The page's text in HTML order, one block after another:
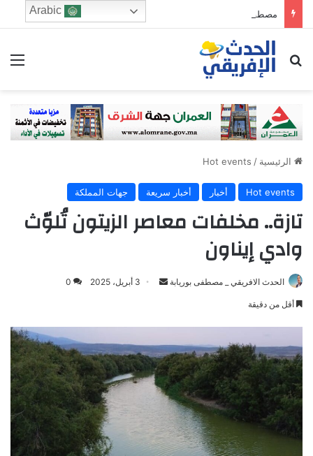
مصطفى لخصم يتجه للترشح في دائرة فاس الجنوبي
ابحث عن
الرئيسية /
Hot events
Hot events أخبار أخبار سريعة جهات المملكة
تازة.. مخلفات معاصر الزيتون تُلوّث
وادي إيناون
الحدث الافريقي _ مصطفى بوريابة
a
n
e
i
l
3 أبريل، 2025 0
أقل من دقيقة
Arabic